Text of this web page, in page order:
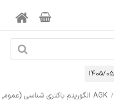
AGK الگوریتم باکتری شناسی (عمومی-سیستماتیک)